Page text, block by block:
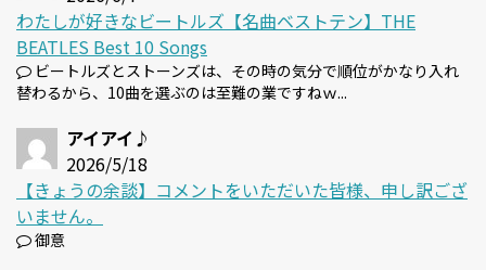
わたしが好きなビートルズ【名曲ベストテン】THE
BEATLES Best 10 Songs
ビートルズとストーンズは、その時の気分で順位がかなり入れ
替わるから、10曲を選ぶのは至難の業ですねｗ...
アイアイ♪
2026/5/18
【きょうの余談】コメントをいただいた皆様、申し訳ござ
いません。
御意